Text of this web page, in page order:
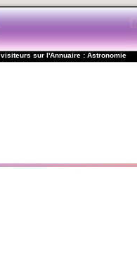
visiteurs sur l'Annuaire : Astronomie